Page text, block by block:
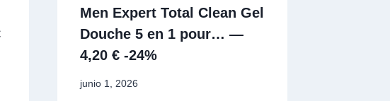
Men Expert Total Clean Gel
Douche 5 en 1 pour… —
4,20 € -24%
junio 1, 2026